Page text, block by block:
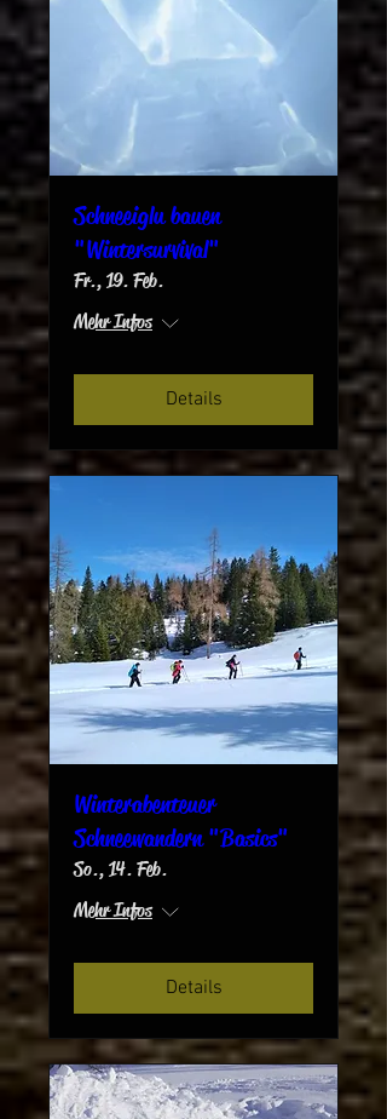
Schneeiglu bauen
"Wintersurvival"
Fr., 19. Feb.
Mehr Infos
Details
Winterabenteuer
Schneewandern "Basics"
So., 14. Feb.
Mehr Infos
Details